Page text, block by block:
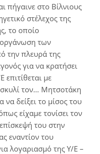
πήγαινε στο Βίλνιους
στέλεχος της
το οποίο
των
την πλευρά της
για να κρατήσει
με
τον… Μητσοτάκη
να δείξει το μίσος του
είχαμε τονίσει τον
του στην
εναντίον του
λογαριασμό της Υ/Ε –